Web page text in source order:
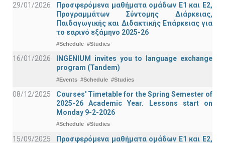
29/01/2026
Προσφερόμενα μαθήματα ομάδων Ε1 και Ε2,
Προγραμμάτων Σύντομης Διάρκειας,
Παιδαγωγικής και Διδακτικής Επάρκειας για
το εαρινό εξάμηνο 2025-26
#Schedule #Studies
16/01/2026
INGENIUM invites you to language exchange
program (Tandem)
#Events #Schedule #Studies
08/12/2025
Courses' Timetable for the Spring Semester of
2025-26 Academic Year. Lessons start on
Monday 9-2-2026
#Schedule #Studies
15/09/2025
Προσφερόμενα μαθήματα ομάδων Ε1 και Ε2,